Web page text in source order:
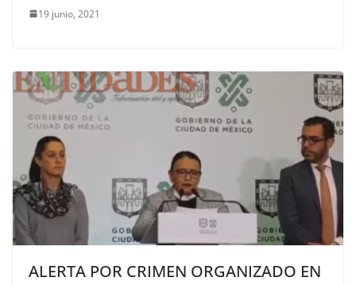
19 junio, 2021
ALERTA POR CRIMEN ORGANIZADO EN